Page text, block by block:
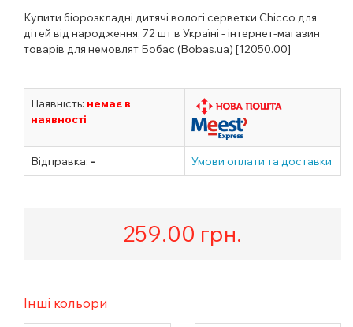
Купити біорозкладні дитячі вологі серветки Chicco для
дітей від народження, 72 шт в Україні - інтернет-магазин
товарів для немовлят Бобас (Bobas.ua) [12050.00]
Наявність: немає в
наявності
Відправка: - Умови оплати та доставки
259.00 грн.
Інші кольори